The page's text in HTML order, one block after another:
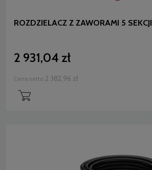
ROZDZIELACZ Z ZAWORAMI 5 SEKCJI
2 931,04 zł
Cena netto: 2 382,96 zł